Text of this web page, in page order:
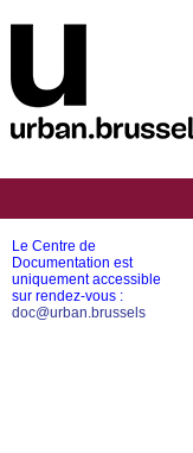
Le Centre de
Documentation est
uniquement accessible
sur rendez-vous :
doc@urban.brussels